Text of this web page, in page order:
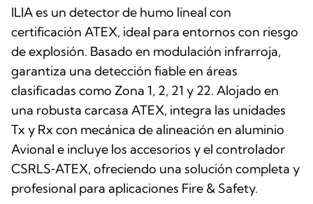
ILIA es un detector de humo lineal con
certificación ATEX, ideal para entornos con riesgo
de explosión. Basado en modulación infrarroja,
garantiza una detección fiable en áreas
clasificadas como Zona 1, 2, 21 y 22. Alojado en
una robusta carcasa ATEX, integra las unidades
Tx y Rx con mecánica de alineación en aluminio
Avional e incluye los accesorios y el controlador
CSRLS‑ATEX, ofreciendo una solución completa y
profesional para aplicaciones Fire & Safety.